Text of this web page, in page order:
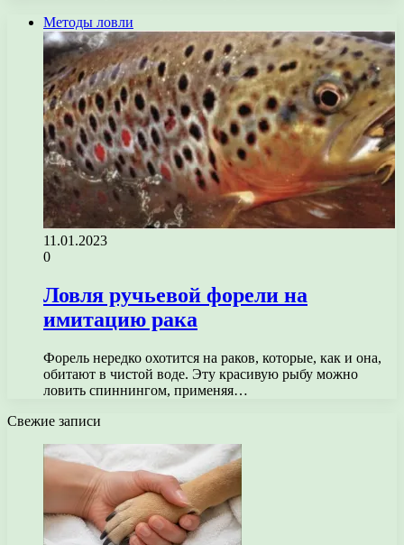
Методы ловли
11.01.2023
0
Ловля ручьевой форели на
имитацию рака
Форель нередко охотится на раков, которые, как и она,
обитают в чистой воде. Эту красивую рыбу можно
ловить спиннингом, применяя…
Свежие записи